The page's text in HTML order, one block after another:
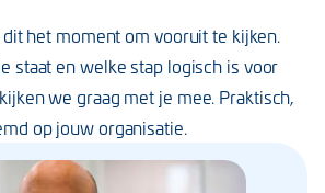
het moment om vooruit te kijken.
staat en welke stap logisch is voor
we graag met je mee. Praktisch,
op jouw organisatie.